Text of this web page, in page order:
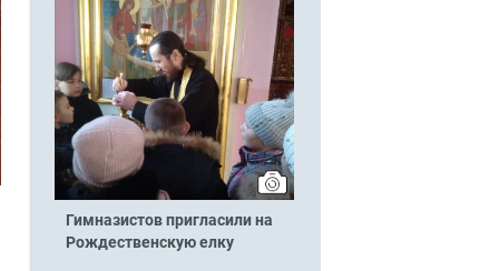
Гимназистов пригласили на
Рождественскую елку